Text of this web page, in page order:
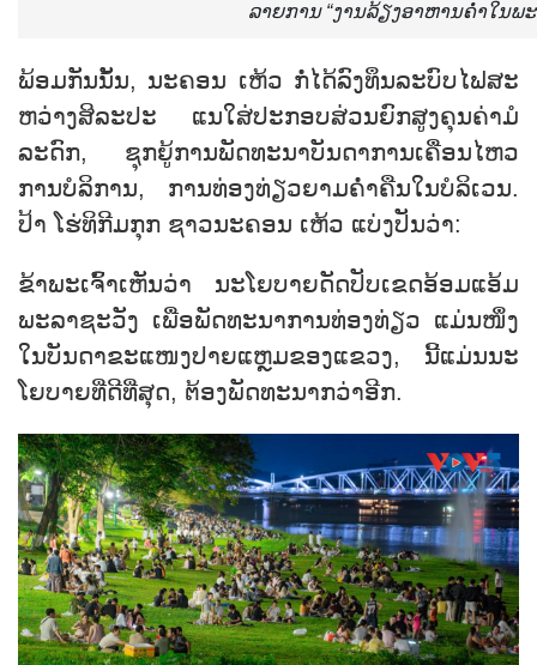
ລາຍການ “ງານລ້ຽງອາຫານຄ່ຳໃນພະ
ພ້ອມ​ກັນ​ນັ້ນ, ນະ​ຄອນ​ ເຫ້ວ ກໍ່ໄດ້​ລົງ​ທຶນ​ລະ​ບົບ​ໄຟສະ
ຫວ່າງສິ​ລະ​ປະ ແນ​ໃສ່​ປະ​ກອບ​ສ່ວນ​ຍົກ​ສູງ​ຄຸນ​ຄ່າ​ມໍ​
ລະ​ດົກ, ຊຸກ​ຍູ້​ການ​ພັດ​ທະ​ນາ​ບັນ​ດາ​ການ​ເຄື່ອນ​ໄຫວ​
ການ​ບໍ​ລິ​ການ, ການ​ທ່ອງ​ທ່ຽວ​ຍາມ​ຄ່ຳ​ຄືນ​ໃນ​ບໍ​ລິ​ເວນ.
ປ້າ ໂຮ່​ທິ​ກີມ​ກຸກ ຊາວ​ນະ​ຄອນ ເຫ້ວ ແບ່ງ​ປັນ​ວ່າ:
ຂ້າ​ພະ​ເຈົ້າ​ເຫັນ​ວ່າ ນະ​ໂຍ​ບາຍ​ດັດ​ປັບ​ເຂດ​ອ້ອມ​ແອ້ມ​
ພະ​ລາ​ຊະ​ວັງ ເພື່ອ​ພັດ​ທະ​ນາ​ການ​ທ່ອງ​ທ່ຽວ ​ແມ່ນ​ໜຶ່ງ​
ໃນ​ບັນ​ດາຂະ​ແໜງ​ປາຍ​ແຫຼມ​ຂອງ​ແຂວງ, ນີ້ແມ່ນ​ນະ​
ໂຍ​ບາຍ​ທີ່​ດີ​ທີ່​ສຸດ, ຕ້ອງ​ພັດ​ທະ​ນາ​ກວ່າອີກ.